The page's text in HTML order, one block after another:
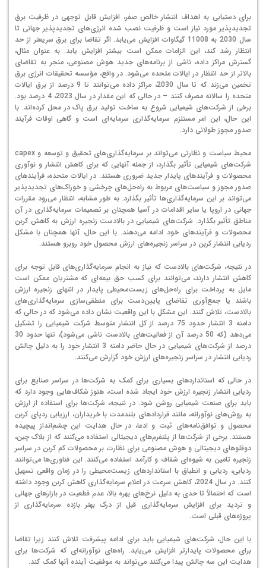
برای دستیابی به اهداف انتشار خالص صفر، افزایش قابل توجهی در ظرفیت برق
تجدیدپذیر مورد نیاز است و ظرفیت نصب شده انرژی‌های تجدیدپذیر جهانی تا
سال 2030 به 11008 گیگاوات افزایش می‌یابد. اگر تقاضا برای برق سریعتر از حد
انتظار رشد کند، این الزامات ممکن است بیشتر افزایش یابد. به عنوان مثال،
گسترش مراکز داده، ناشی از برنامه‌های جدید هوش مصنوعی، منجر به تقاضای
بالاتر از حد انتظار در ایالات متحده می‌شود. در واقع، مؤسسه تحقیقات انرژی برق
تخمین می‌زند که تا سال 2030، مراکز داده می‌توانند تا 9 درصد از برق ایالات
متحده را سالانه مصرف کنند – در حالی که این مقدار در سال 2023، 4 درصد بود.
برخی از شرکت‌های شیمیایی شروع به ساخت تولید برق پاک در محل کرده‌اند. با
این حال، این امر مستلزم سرمایه‌گذاری سرمایه‌ای است و گاهی اوقات فرآیند
صدور مجوز طولانی دارد.
محیط سیاست و نظارتی می‌تواند بر سرمایه‌گذاری‌های تحقیق و توسعه و capex
شرکت‌های شیمیایی تأثیر بگذارد، از جمله آنهایی که برای کاهش انتشار و نوآوری
محصولات و فرآیندهای پایدار جدید ضروری هستند. در ایالات متحده، فرآیندهای
صدور مجوز و سیاست‌های مربوط به راه‌حل‌های چرخشی و خوراک‌های تجدیدپذیر
می‌تواند بر این سرمایه‌گذاری‌ها تأثیر بگذارد. به طور مشابه، انتظار می‌رود مقررات
جهانی در اروپا یا سایر اقدامات در آسیا همچنان بر تصمیمات سرمایه‌گذاری در آن
مناطق تأثیر بگذارد. شرکت‌های شیمیایی در بالادست زنجیره ارزش به کاهش کربن
محصولات و فرآیندهای خود ادامه می‌دهند. با این حال، آنها همچنان با مشکل
ردیابی انتشار کربن در سراسر زنجیره‌های ارزش محصول خود روبرو هستند.
در نتیجه، شرکت‌های بالادست که نیاز به انجام سرمایه‌گذاری‌های قابل توجه برای
کاهش انتشار دارند، می‌توانند برای کسب حق بیمه‌ای که مشتریان ممکن است
مایل به پرداخت برای راه‌حل‌های زیست‌محیطی پایدار در انتهای زنجیره ارزش
باشند یا جمع‌آوری تقاضای پایین‌دست برای منطقی‌سازی سرمایه‌گذاری‌های
بالادست، تلاش کنند. این مشکل با این واقعیت نشان داده می‌شود که در حالی که
دامنه 3 انتشار حدود 75 درصد از کل انتشار متوسط شرکت شیمیایی را تشکیل
می‌دهد (که 50 درصد آن از فعالیت‌های بالادست ناشی می‌شود)، تنها حدود 30
درصد از شرکت‌های شیمیایی در حال حاضر دامنه 3 انتشار خود را به دلیل چالش
ردیابی انتشار در سراسر زنجیره‌های ارزش خود گزارش می‌کنند.
در حالی که استانداردهای بسیاری برای کمک به شرکت‌ها در سراسر صنایع برای
ردیابی انتشار زنجیره ارزش خود ایجاد شده است، هنوز شکاف‌هایی وجود دارد که
باید برای صنعت شیمیایی روشن شود. در نتیجه، شرکت‌ها برای استفاده از ارزش
به روش‌های نوآورانه، مانند قراردادهای بلندمدت با خریداران، ارزیابی ردپای کربن
محصول و توافق‌نامه‌های ثبت و ادعا، در حال هدایت این چشم‌انداز پیچیده
هستند. برخی از شرکت‌ها از پلتفرم‌های دیجیتالی استفاده می‌کنند که از بلاک چین،
دوقلوهای دیجیتالی و هوش مصنوعی برای نظارت بر محصولات کم کربن در سراسر
زنجیره تامین به شیوه‌ای شفاف و کارآمد استفاده می‌کنند. این فناوری‌ها می‌توانند
ردیابی، ردیابی و انطباق با استانداردهای زیست‌محیطی را در زمان واقعی تسهیل
کنند. در سال 2024، کاهش سرعت در اعلام سرمایه‌گذاری کاهش کربن وجود داشته
است که احتمالاً تا حدی به دلیل نرخ‌های بهره بالا، عدم قطعیت در بازارهای جهانی
و تردید برای افزایش سرمایه‌گذاری قبل از درک بهتر بازده سرمایه‌گذاری از
پروژه‌های قبلی است.
با این حال، شرکت‌های شیمیایی باید برای ادامه پیشرفت تلاش کنند زیرا تقاضا
برای محصولات پایدارتر افزایش می‌یابد. راه‌های نوآورانه‌ای که شرکت‌ها برای
هدایت این سه چالش پیدا می‌کنند می‌تواند به موفقیت آینده آنها کمک کند.